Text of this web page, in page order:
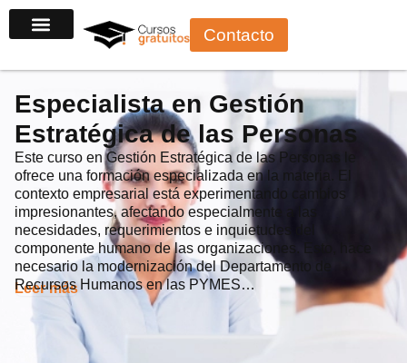
al
Contacto
Especialista en Gestión
Estratégica de las Personas
Este curso en Gestión Estratégica de las Personas le
ofrece una formación especializada en la materia. El
contexto empresarial está experimentando cambios
impresionantes, afectando especialmente a las
necesidades, requerimientos e inquietudes del
componente humano de las organizaciones. Esto, hace
necesario la modernización del Departamento de
Recursos Humanos en las PYMES…
Leer más